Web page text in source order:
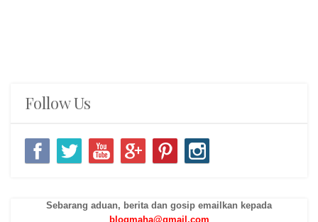
Follow Us
Sebarang aduan, berita dan gosip emailkan kepada
blogmaha@gmail.com